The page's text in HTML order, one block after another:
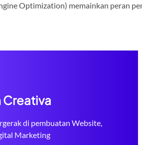
Optimization) memainkan peran
Creativa
di pembuatan Website,
Marketing